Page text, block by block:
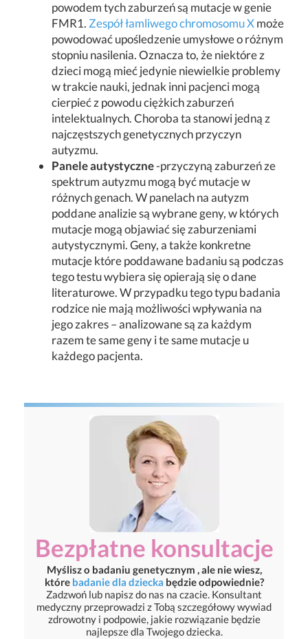
powodem tych zaburzeń są mutacje w genie
FMR1.Zespół łamliwego chromosomu Xmoże
powodować upośledzenie umysłowe o różnym
stopniu nasilenia. Oznacza to, że niektóre z
dzieci mogą mieć jedynie niewielkie problemy
w trakcie nauki, jednak inni pacjenci mogą
cierpieć z powodu ciężkich zaburzeń
intelektualnych. Choroba ta stanowi jedną z
najczęstszych genetycznych przyczyn
autyzmu.
Panele autystyczne-przyczyną zaburzeń ze
spektrum autyzmu mogą być mutacje w
różnych genach. W panelach na autyzm
poddane analizie są wybrane geny, w których
mutacje mogą objawiać się zaburzeniami
autystycznymi. Geny, a także konkretne
mutacje które poddawane badaniu są podczas
tego testu wybiera się opierają się o dane
literaturowe. W przypadku tego typu badania
rodzice nie mają możliwości wpływania na
jego zakres – analizowane są za każdym
razem te same geny i te same mutacje u
każdego pacjenta.
Bezpłatne konsultacje
Myślisz o badaniu genetycznym , ale nie wiesz,
które badanie dla dziecka będzie odpowiednie?
Zadzwoń lub napisz do nas na czacie. Konsultant
medyczny przeprowadzi z Tobą szczegółowy wywiad
zdrowotny i podpowie, jakie rozwiązanie będzie
najlepsze dla Twojego dziecka.